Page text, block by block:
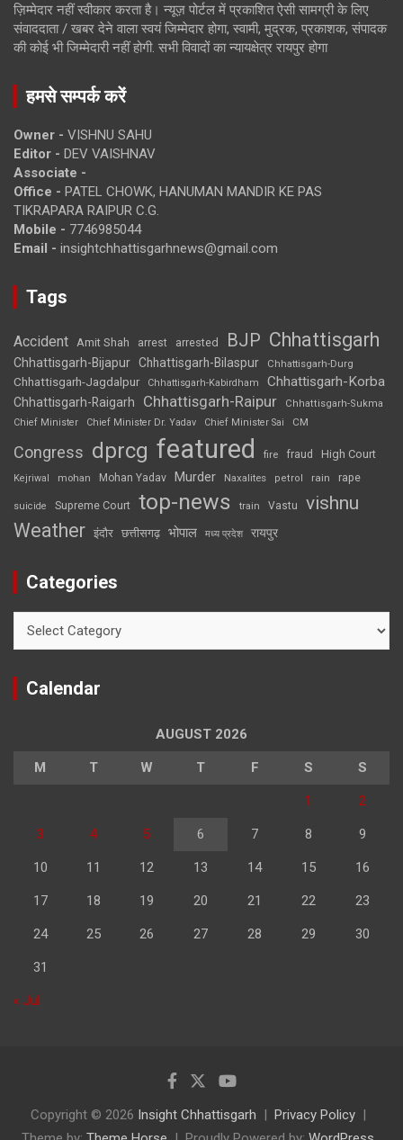
ज़िम्मेदार नहीं स्वीकार करता है। न्यूज़ पोर्टल में प्रकाशित ऐसी सामग्री के लिए
संवाददाता / खबर देने वाला स्वयं जिम्मेदार होगा, स्वामी, मुद्रक, प्रकाशक, संपादक
की कोई भी जिम्मेदारी नहीं होगी. सभी विवादों का न्यायक्षेत्र रायपुर होगा
हमसे सम्पर्क करें
Owner - VISHNU SAHU
Editor - DEV VAISHNAV
Associate -
Office - PATEL CHOWK, HANUMAN MANDIR KE PAS
TIKRAPARA RAIPUR C.G.
Mobile - 7746985044
Email - insightchhattisgarhnews@gmail.com
Tags
Accident Amit Shah arrest arrested BJP Chhattisgarh
Chhattisgarh-Bijapur Chhattisgarh-Bilaspur Chhattisgarh-Durg
Chhattisgarh-Jagdalpur Chhattisgarh-Kabirdham Chhattisgarh-Korba
Chhattisgarh-Raigarh Chhattisgarh-Raipur
Chhattisgarh-Sukma
Chief Minister
Chief Minister Dr. Yadav Chief Minister Sai CM
Congress dprcg featured fire fraud High Court
Kejriwal mohan Mohan Yadav Murder Naxalites petrol rain rape
suicide Supreme Court top-news train Vastu vishnu
Weather इंदौर छत्तीसगढ़ भोपाल मध्य प्रदेश रायपुर
Categories
Calendar
AUGUST 2026
M T W T F S S
1 2
3 4 5 6 7 8 9
10 11 12 13 14 15 16
17 18 19 20 21 22 23
24 25 26 27 28 29 30
31
« Jul
Copyright © 2026 Insight Chhattisgarh
Privacy Policy